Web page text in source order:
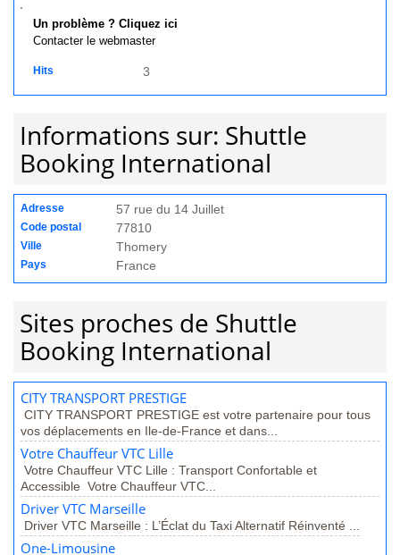
Un problème ? Cliquez ici
Contacter le webmaster
Hits 3
Informations sur: Shuttle
Booking International
Adresse 57 rue du 14 Juillet
Code postal 77810
Ville Thomery
Pays France
Sites proches de Shuttle
Booking International
CITY TRANSPORT PRESTIGE
CITY TRANSPORT PRESTIGE est votre partenaire pour tous
vos déplacements en Ile-de-France et dans...
Votre Chauffeur VTC Lille
Votre Chauffeur VTC Lille : Transport Confortable et
Accessible Votre Chauffeur VTC...
Driver VTC Marseille
Driver VTC Marseille : L’Éclat du Taxi Alternatif Réinventé ...
One-Limousine